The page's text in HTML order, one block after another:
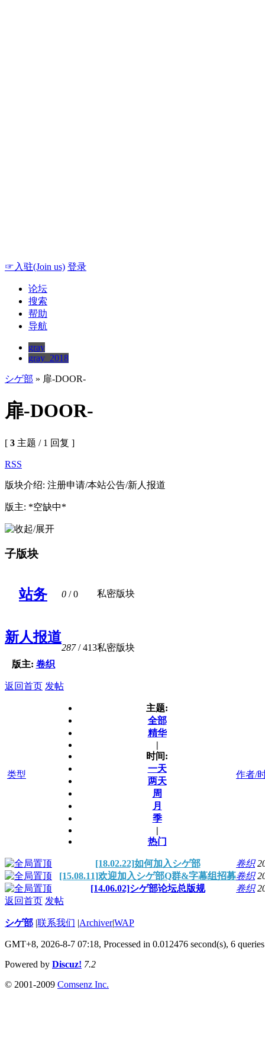
☞入驻(Join us) 登录
论坛
搜索
帮助
导航
gray
gray_2018
シゲ部 » 扉-DOOR-
扉-DOOR-
[ 3 主题 / 1 回复 ]
RSS
版块介绍: 注册申请/本站公告/新人报道
版主: *空缺中*
子版块
站务 0 / 0 私密版块
新人报道
版主: 卷织
287/ 413私密版块
返回首页 发帖
类型
主题:
全部
精华
|
时间:
一天
两天
周
月
季
|
热门
作者/
[18.02.22]如何加入シゲ部 卷织
[15.08.11]欢迎加入シゲ部Q群&字幕组招募卷织
[14.06.02]シゲ部论坛总版规
卷织
返回首页 发帖
シゲ部 |联系我们 |Archiver|WAP
GMT+8, 2026-8-7 07:18, Processed in 0.012476 second(s), 6 queries
Powered by Discuz! 7.2
© 2001-2009 Comsenz Inc.